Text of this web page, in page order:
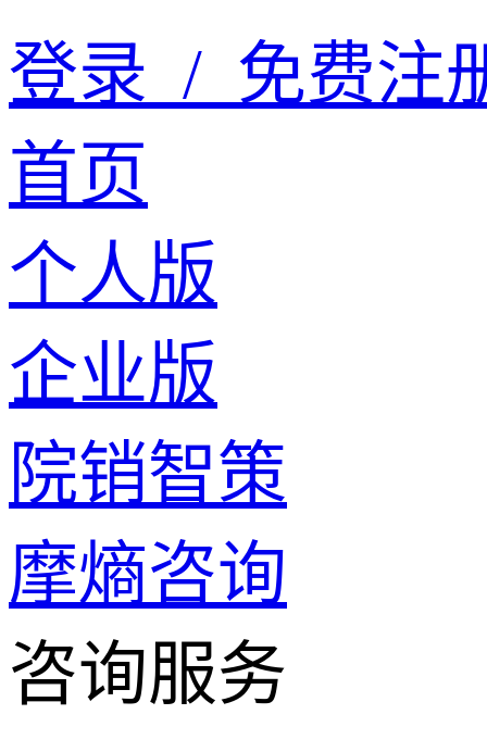
登录 / 免费注
首页
个人版
企业版
院销智策
摩熵咨询
咨询服务